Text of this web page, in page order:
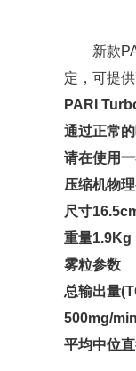
新款
定，可提
PARI
通过正常
请在使用一
压缩机物
尺寸
重量1.9Kg
雾粒参数
总输出量
500mg/min
平均中位